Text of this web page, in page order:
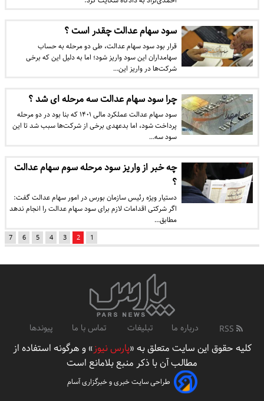
سود سهام عدالت چقدر است ؟
قرار بود سود سهام عدالت، طی دو مرحله به حساب
سهامداران این سود واریز شود؛ اما به دلیل این که برخی
شرکت‌ها در واریز این…
چرا سود سهام عدالت سه مرحله ای شد ؟
سود سهام عدالت عملکرد مالی ۱۴۰۱ که بنا بود در دو مرحله
پرداخت شود، اما بدعهدی برخی از شرکت‌ها سبب شد تا این
سود سه…
چه خبر از واریز سود مرحله سوم سهام عدالت
؟
دستیار ویژه رئیس سازمان بورس در امور سهام عدالت گفت:
اگر شرکتی اقدامات لازم برای سود سهام عدالت را انجام ندهد
مطابق…
1
2
3
4
5
6
7
درباره ما تبلیغات تماس با ما پیوندها
کلیه حقوق این سایت متعلق به «پارس نیوز» و هرگونه استفاده از
مطالب آن با ذکر منبع بلامانع است
طراحی سایت خبری و خبرگزاری آسام